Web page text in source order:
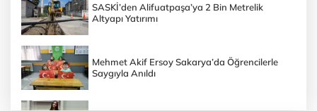
SASKİ’den Alifuatpaşa’ya 2 Bin Metrelik
Altyapı Yatırımı
Mehmet Akif Ersoy Sakarya’da Öğrencilerle
Saygıyla Anıldı